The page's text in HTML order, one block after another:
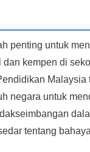
penting untuk
kempen di
negara untuk
tentang